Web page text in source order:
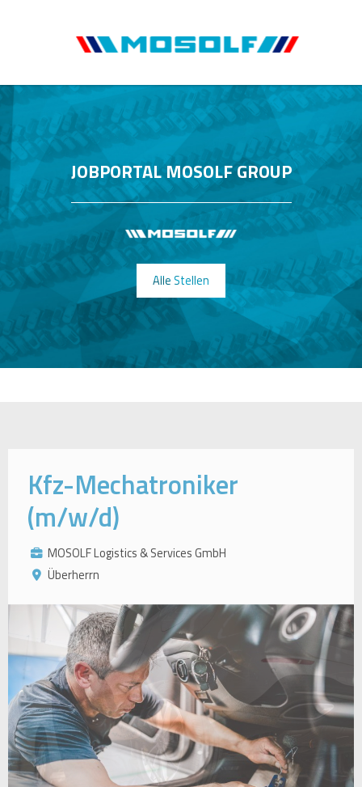
JOBPORTAL MOSOLF GROUP
Alle Stellen
Kfz-Mechatroniker
(m/w/d)
MOSOLF Logistics & Services GmbH
Überherrn